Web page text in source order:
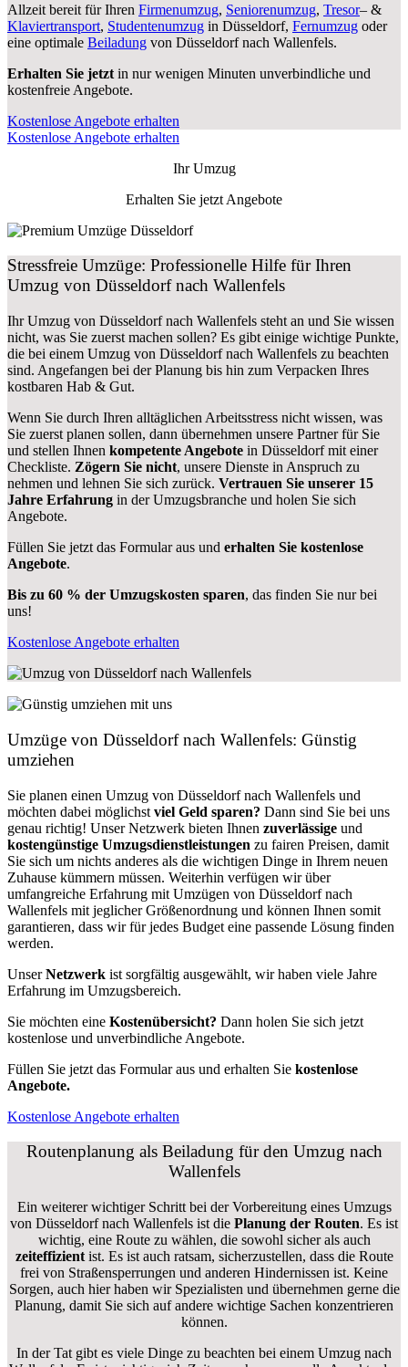
Allzeit bereit für Ihren Firmenumzug, Seniorenumzug, Tresor– &
Klaviertransport, Studentenumzug in Düsseldorf, Fernumzug oder
eine optimale Beiladung von Düsseldorf nach Wallenfels.
Erhalten Sie jetzt in nur wenigen Minuten unverbindliche und
kostenfreie Angebote.
Kostenlose Angebote erhalten
Kostenlose Angebote erhalten
Ihr Umzug
Erhalten Sie jetzt Angebote
Stressfreie Umzüge: Professionelle Hilfe für Ihren
Umzug von Düsseldorf nach Wallenfels
Ihr Umzug von Düsseldorf nach Wallenfels steht an und Sie wissen
nicht, was Sie zuerst machen sollen? Es gibt einige wichtige Punkte,
die bei einem Umzug von Düsseldorf nach Wallenfels zu beachten
sind. Angefangen bei der Planung bis hin zum Verpacken Ihres
kostbaren Hab & Gut.
Wenn Sie durch Ihren alltäglichen Arbeitsstress nicht wissen, was
Sie zuerst planen sollen, dann übernehmen unsere Partner für Sie
und stellen Ihnen kompetente Angebote in Düsseldorf mit einer
Checkliste. Zögern Sie nicht, unsere Dienste in Anspruch zu
nehmen und lehnen Sie sich zurück. Vertrauen Sie unserer 15
Jahre Erfahrung in der Umzugsbranche und holen Sie sich
Angebote.
Füllen Sie jetzt das Formular aus und erhalten Sie kostenlose
Angebote.
Bis zu 60 % der Umzugskosten sparen, das finden Sie nur bei
uns!
Kostenlose Angebote erhalten
Umzüge von Düsseldorf nach Wallenfels: Günstig
umziehen
Sie planen einen Umzug von Düsseldorf nach Wallenfels und
möchten dabei möglichst viel Geld sparen? Dann sind Sie bei uns
genau richtig! Unser Netzwerk bieten Ihnen zuverlässige und
kostengünstige Umzugsdienstleistungen zu fairen Preisen, damit
Sie sich um nichts anderes als die wichtigen Dinge in Ihrem neuen
Zuhause kümmern müssen. Weiterhin verfügen wir über
umfangreiche Erfahrung mit Umzügen von Düsseldorf nach
Wallenfels mit jeglicher Größenordnung und können Ihnen somit
garantieren, dass wir für jedes Budget eine passende Lösung finden
werden.
UnserNetzwerk ist sorgfältig ausgewählt, wir haben viele Jahre
Erfahrung im Umzugsbereich.
Sie möchten eine Kostenübersicht? Dann holen Sie sich jetzt
kostenlose und unverbindliche Angebote.
Füllen Sie jetzt das Formular aus und erhalten Sie kostenlose
Angebote.
Kostenlose Angebote erhalten
Routenplanung als Beiladung für den Umzug nach
Wallenfels
Ein weiterer wichtiger Schritt bei der Vorbereitung eines Umzugs
von Düsseldorf nach Wallenfels ist die Planung der Routen. Es ist
wichtig, eine Route zu wählen, die sowohl sicher als auch
zeiteffizientist. Es ist auch ratsam, sicherzustellen, dass die Route
frei von Straßensperrungen und anderen Hindernissen ist. Keine
Sorgen, auch hier haben wir Spezialisten und übernehmen gerne die
Planung, damit Sie sich auf andere wichtige Sachen konzentrieren
können.
In der Tat gibt es viele Dinge zu beachten bei einem Umzug nach